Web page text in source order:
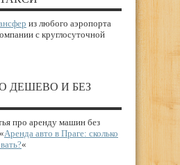
из любого аэропорта
с круглосуточной
ДЕШЕВО И БЕЗ
про аренду машин без
Аренда авто в Праге: сколько
«